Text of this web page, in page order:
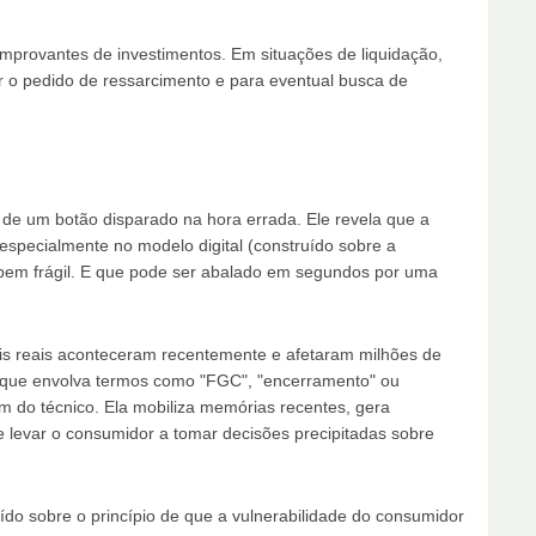
de investimentos. Em situações de liquidação,
pedido de ressarcimento e para eventual busca de
um botão disparado na hora errada. Ele revela que a
no modelo digital (construído sobre a
frágil. E que pode ser abalado em segundos por uma
reais aconteceram recentemente e afetaram milhões de
envolva termos como "FGC", "encerramento" ou
do técnico. Ela mobiliza memórias recentes, gera
o consumidor a tomar decisões precipitadas sobre
sobre o princípio de que a vulnerabilidade do consumidor